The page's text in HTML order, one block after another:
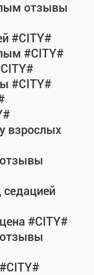
отзывы
#CITY#
#CITY#
#CITY#
взрослых
отзывы
#CITY#
отзывы